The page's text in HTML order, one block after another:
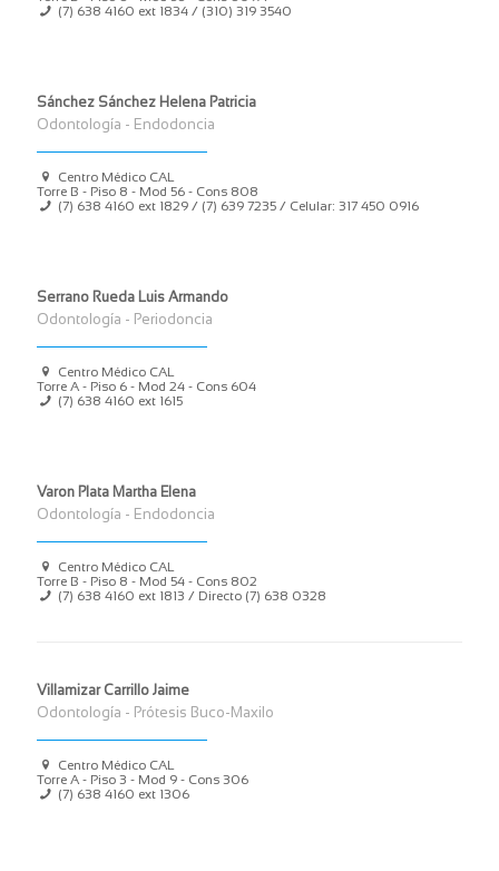
(7) 638 4160 ext 1834 / (310) 319 3540
Sánchez Sánchez Helena Patricia
Odontología - Endodoncia
Centro Médico CAL
Torre B - Piso 8 - Mod 56 - Cons 808
(7) 638 4160 ext 1829 / (7) 639 7235 / Celular:317 450 0916
Serrano Rueda Luis Armando
Odontología - Periodoncia
Centro Médico CAL
Torre A - Piso 6 - Mod 24 - Cons 604
(7) 638 4160 ext 1615
Varon Plata Martha Elena
Odontología - Endodoncia
Centro Médico CAL
Torre B - Piso 8 - Mod 54 - Cons 802
(7) 638 4160 ext 1813 / Directo (7) 638 0328
Villamizar Carrillo Jaime
Odontología - Prótesis Buco-Maxilo
Centro Médico CAL
Torre A - Piso 3 - Mod 9 - Cons 306
(7) 638 4160 ext 1306